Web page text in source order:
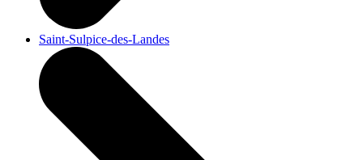
Saint-Sulpice-des-Landes